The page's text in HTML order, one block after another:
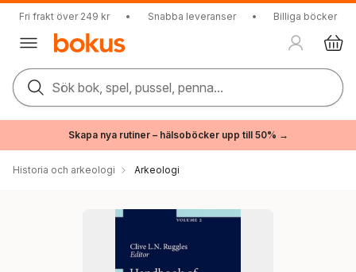
Fri frakt över 249 kr • Snabba leveranser • Billiga böcker
Sök bok, spel, pussel, penna...
Skapa nya rutiner – hälsoböcker upp till 50% →
Historia och arkeologi Arkeologi